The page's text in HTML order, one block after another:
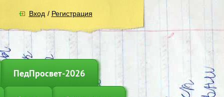
Вход / Регистрация
ПедПросвет-2026